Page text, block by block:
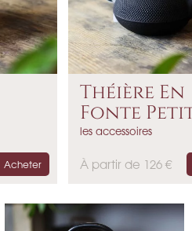
Acheter
Théière En
Fonte
les accessoires
P
À partir de 126 €